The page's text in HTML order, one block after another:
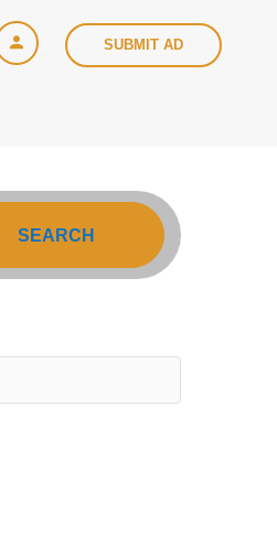
SUBMIT AD
SEARCH